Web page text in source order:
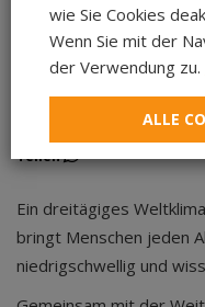
Teilen
Ein dreitägiges
bringt Menschen jeden
niedrigschwellig und
wie Sie Cookies
Wenn Sie mit der
der Verwendung zu.
ALLE